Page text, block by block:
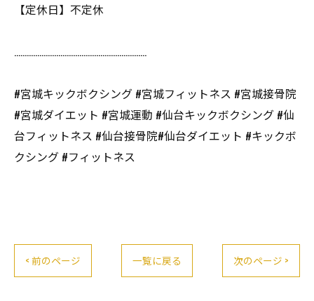
【定休日】不定休
………………………………………………………
#宮城キックボクシング #宮城フィットネス #宮城接骨院
#宮城ダイエット #宮城運動 #仙台キックボクシング #仙
台フィットネス #仙台接骨院#仙台ダイエット #キックボ
クシング #フィットネス
< 前のページ 一覧に戻る 次のページ >